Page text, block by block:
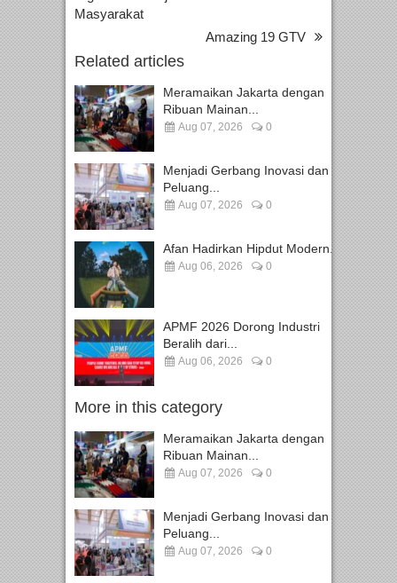
Masyarakat
Amazing 19 GTV
Related articles
Meramaikan Jakarta dengan
Ribuan Mainan...
Aug 07, 2026 0
Menjadi Gerbang Inovasi dan
Peluang...
Aug 07, 2026 0
Afan Hadirkan Hipdut Modern...
Aug 06, 2026 0
APMF 2026 Dorong Industri
Beralih dari...
Aug 06, 2026 0
More in this category
Meramaikan Jakarta dengan
Ribuan Mainan...
Aug 07, 2026 0
Menjadi Gerbang Inovasi dan
Peluang...
Aug 07, 2026 0